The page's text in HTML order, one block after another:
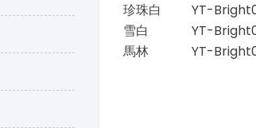
珍珠白
YT-
雪白
YT-
馬林
YT-